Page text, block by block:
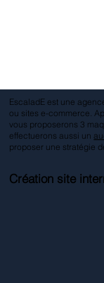
Création site
EscaladE est une
ou sites e-commerce.
vous proposerons 3
effectuerons aussi un
proposer une stratégie